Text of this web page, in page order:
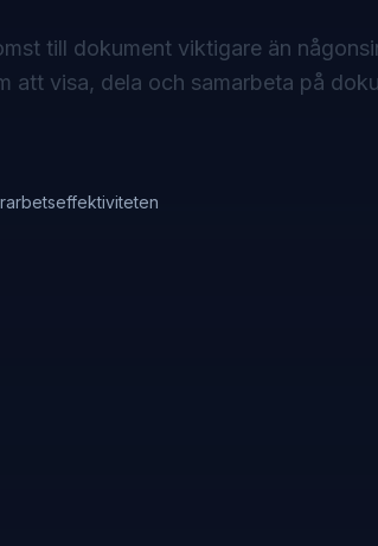
till dokument viktigare än
att visa, dela och samarbeta på